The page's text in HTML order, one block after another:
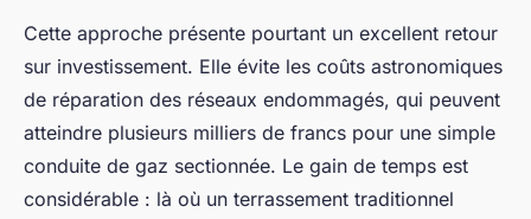
Cette approche présente pourtant un excellent retour
sur investissement. Elle évite les coûts astronomiques
de réparation des réseaux endommagés, qui peuvent
atteindre plusieurs milliers de francs pour une simple
conduite de gaz sectionnée. Le gain de temps est
considérable : là où un terrassement traditionnel